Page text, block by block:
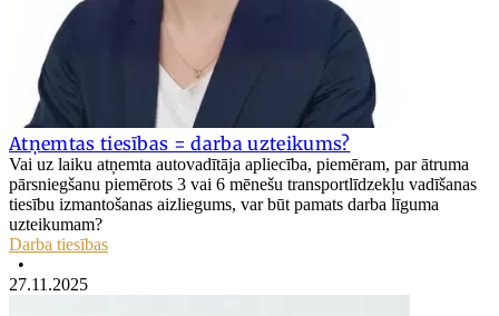
Atņemtas tiesības = darba uzteikums?
Vai uz laiku atņemta autovadītāja apliecība, piemēram, par ātruma
pārsniegšanu piemērots 3 vai 6 mēnešu transportlīdzekļu vadīšanas
tiesību izmantošanas aizliegums, var būt pamats darba līguma
uzteikumam?
Darba tiesības
•
27.11.2025